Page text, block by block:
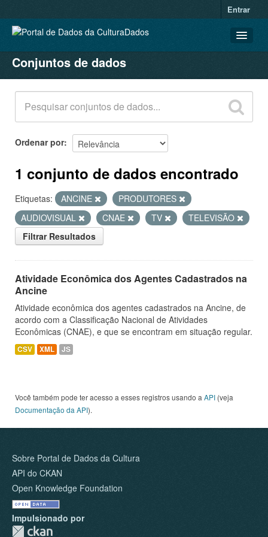
Entrar
CONJUNTOS DE DADOS
ORGANIZAÇÕES
GRUPOS
SOBRE
Conjuntos de dados
Ordenar por
1 conjunto de dados encontrado
Etiquetas: ANCINE
PRODUTORES
AUDIOVISUAL
CNAE TV
TELEVISÃO
Filtrar Resultados
Atividade Econômica dos Agentes Cadastrados na
Ancine
Atividade econômica dos agentes cadastrados na Ancine, de
acordo com a Classificação Nacional de Atividades
Econômicas (CNAE), e que se encontram em situação regular.
CSV XML JS
Você também pode ter acesso a esses registros usando a API (veja
Documentação da API).
Sobre Portal de Dados da Cultura
API do CKAN
Open Knowledge Foundation
Impulsionado por